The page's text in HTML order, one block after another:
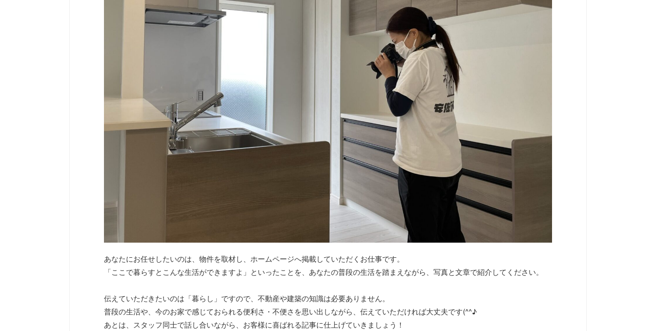
あなたにお任せしたいのは、物件を取材し、ホームページへ掲載していただくお仕事です。
「ここで暮らすとこんな生活ができますよ」といったことを、あなたの普段の生活を踏まえながら、写真と文章で紹介してください。
伝えていただきたいのは「暮らし」ですので、不動産や建築の知識は必要ありません。
普段の生活や、今のお家で感じておられる便利さ・不便さを思い出しながら、伝えていただければ大丈夫です(^^♪
あとは、スタッフ同士で話し合いながら、お客様に喜ばれる記事に仕上げていきましょう！